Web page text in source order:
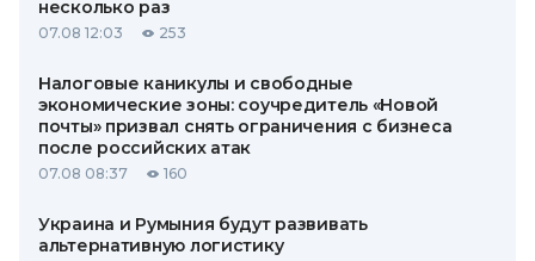
несколько раз
07.08 12:03 253
Налоговые каникулы и свободные
экономические зоны: соучредитель «Новой
почты» призвал снять ограничения с бизнеса
после российских атак
07.08 08:37 160
Украина и Румыния будут развивать
альтернативную логистику